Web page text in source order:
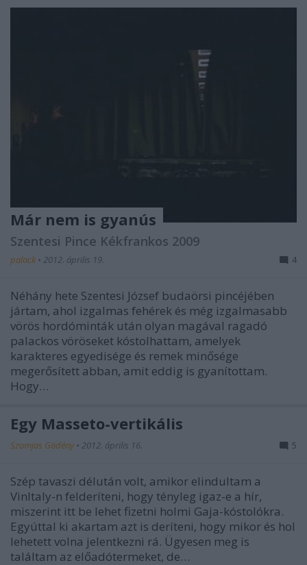
Már nem is gyanús
Szentesi Pince Kékfrankos 2009
palack • 2012. április 19. 4
Néhány hete Szentesi József budaörsi pincéjében
jártam, ahol izgalmas fehérek és még izgalmasabb
vörös hordóminták után olyan magával ragadó
palackos vöröseket kóstolhattam, amelyek
karakteres egyedisége és remek minősége
megerősített abban, amit eddig is gyanítottam.
Hogy…
Egy Masseto-vertikális
Szomjas Gödény • 2012. április 16. 5
Szép tavaszi délután volt, amikor elindultam a
VinItaly-n felderíteni, hogy tényleg igaz-e a hír,
miszerint itt be lehet fizetni holmi Gaja-kóstolókra.
Egyúttal ki akartam azt is deríteni, hogy mikor és hol
lehetett volna jelentkezni rá. Ügyesen meg is
találtam az előadótermeket, de…